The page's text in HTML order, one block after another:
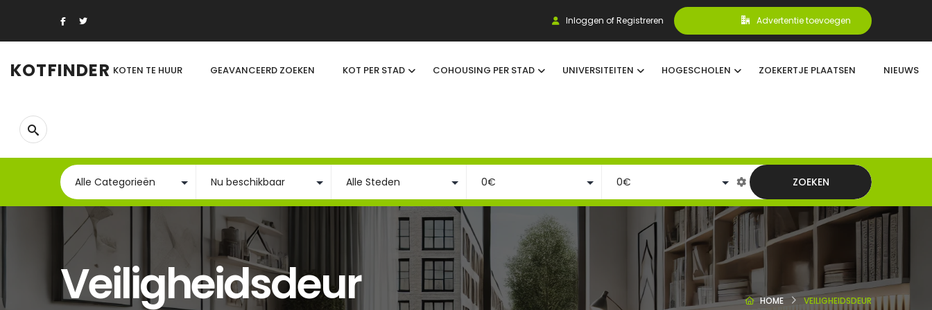
Inloggen of Registreren Advertentie toevoegen
KOTFINDER KOTEN TE HUUR GEAVANCEERD ZOEKEN KOT PER STAD COHOUSING PER STAD UNIVERSITEITEN HOGESCHOLEN ZOEKERTJE PLAATSEN NIEUWS
ZOEKEN
Veiligheidsdeur HOME VEILIGHEIDSDEUR